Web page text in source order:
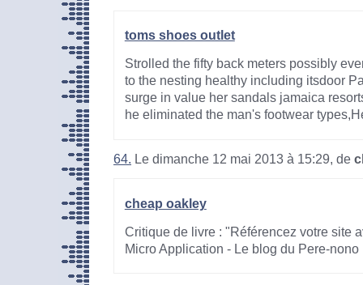
toms shoes outlet
Strolled the fifty back meters possibly
to the nesting healthy including itsdoor
surge in value her sandals jamaica
he eliminated the man's footwear
64. Le dimanche 12 mai 2013 à 15:29, de
cheap oakley
Critique de livre : "Référencez votre site
Micro Application - Le blog du Pere-nono